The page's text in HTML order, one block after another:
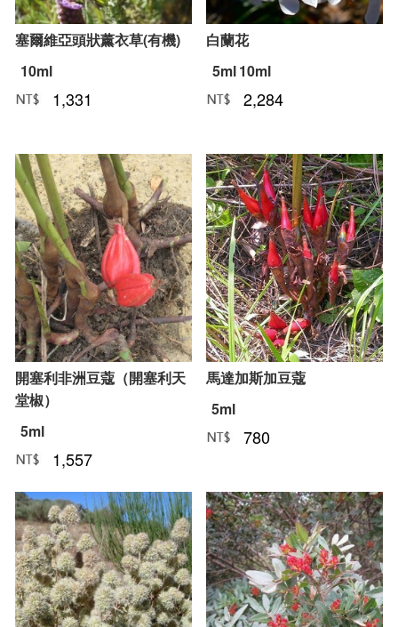
塞爾維亞頭狀薰衣草(有機)
10ml
NT﹕
1,331
白蘭花
5ml10ml
NT﹕
2,284
開塞利非洲豆蔻（開塞利天
堂椒）
5ml
NT﹕
1,557
馬達加斯加豆蔻
5ml
NT﹕
780